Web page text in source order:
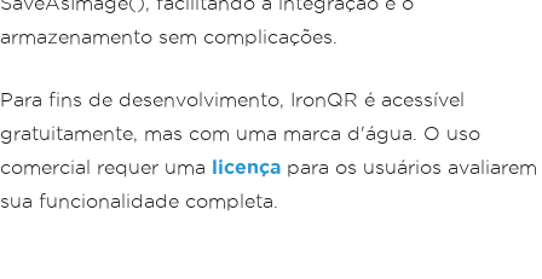
armazenamento sem complicações.
Para fins de desenvolvimento, IronQR é acessível
gratuitamente, mas com uma marca d'água. O uso
comercial requer uma licença para os usuários avaliarem
sua funcionalidade completa.